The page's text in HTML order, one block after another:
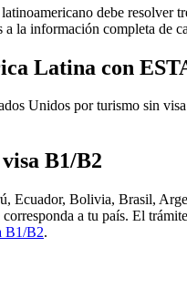
debe resolver
a la información completa de
Latina con
Unidos por turismo sin
B1/B2
Ecuador, Bolivia, Brasil,
a tu país. El
B1/B2.